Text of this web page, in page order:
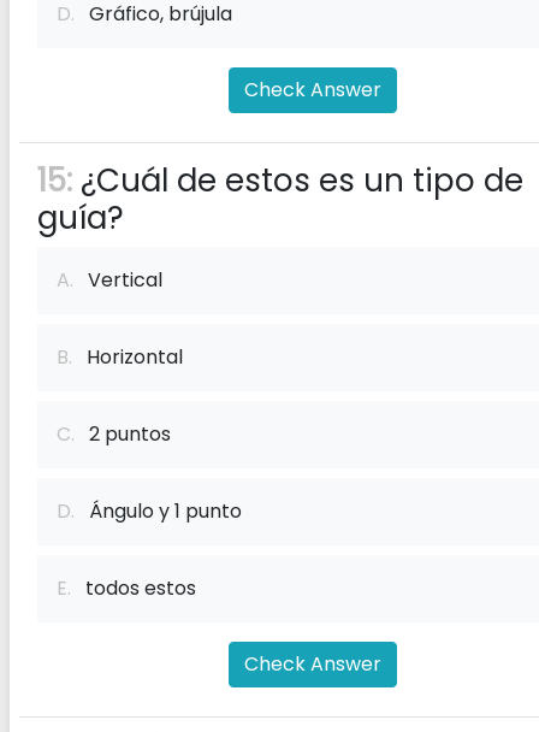
D. Gráfico, brújula
Check Answer
15: ¿Cuál de estos es un tipo de
guía?
A. Vertical
B. Horizontal
C. 2 puntos
D. Ángulo y 1 punto
E. todos estos
Check Answer